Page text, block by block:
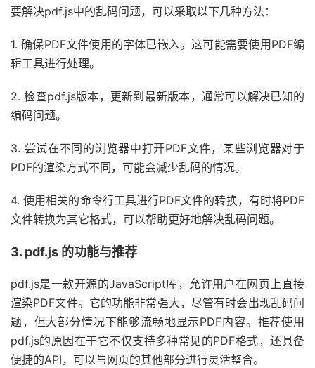
要解决pdf.js中的乱码问题，可以采取以下几种方法：
1. 确保PDF文件使用的字体已嵌入。这可能需要使用PDF编
辑工具进行处理。
2. 检查pdf.js版本，更新到最新版本，通常可以解决已知的
编码问题。
3. 尝试在不同的浏览器中打开PDF文件，某些浏览器对于
PDF的渲染方式不同，可能会减少乱码的情况。
4. 使用相关的命令行工具进行PDF文件的转换，有时将PDF
文件转换为其它格式，可以帮助更好地解决乱码问题。
3. pdf.js 的功能与推荐
pdf.js是一款开源的JavaScript库，允许用户在网页上直接
渲染PDF文件。它的功能非常强大，尽管有时会出现乱码问
题，但大部分情况下能够流畅地显示PDF内容。推荐使用
pdf.js的原因在于它不仅支持多种常见的PDF格式，还具备
便捷的API，可以与网页的其他部分进行灵活整合。